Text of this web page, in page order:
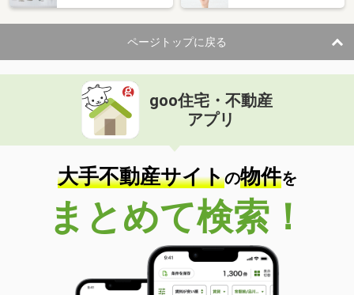
ページトップに戻る
goo住宅・不動産
アプリ
大手不動産サイトの物件を
まとめて検索！